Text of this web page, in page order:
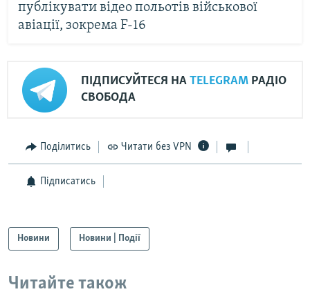
публікувати відео польотів військової
авіації, зокрема F-16
ПІДПИСУЙТЕСЯ НА TELEGRAM РАДІО
СВОБОДА
Поділитись Читати без VPN
Підписатись
Новини Новини | Події
Читайте також